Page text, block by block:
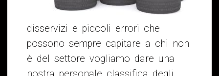
disservizi e piccoli errori che
possono sempre capitare a chi non
è del settore vogliamo dare una
nostra personale classifica degli